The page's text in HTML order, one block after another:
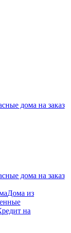
Дома из
на